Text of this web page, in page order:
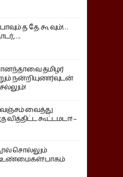
த. தே. கூ வும்!…
தமிழர்
நன்றியுணர்வுடன்
வைத்து
கூட்டமடா! –
சொல்லும்
உண்மைகள்! பாகம்